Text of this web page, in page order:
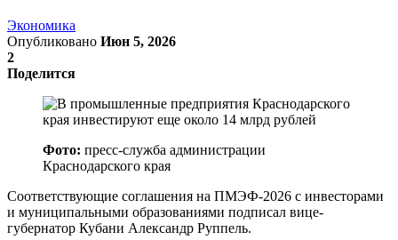
Экономика
Опубликовано Июн 5, 2026
2
Поделится
Фото: пресс-служба администрации
Краснодарского края
Соответствующие соглашения на ПМЭФ-2026 с инвесторами
и муниципальными образованиями подписал вице-
губернатор Кубани Александр Руппель.